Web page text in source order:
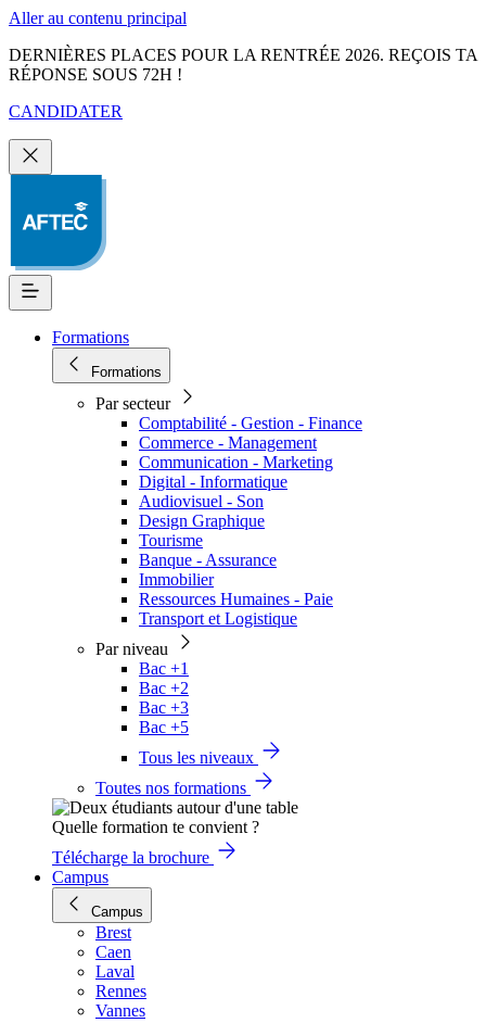
Aller au contenu principal
DERNIÈRES PLACES POUR LA RENTRÉE 2026. REÇOIS TA
RÉPONSE SOUS 72H !
CANDIDATER
Formations
Formations
Par secteur
Comptabilité - Gestion - Finance
Commerce - Management
Communication - Marketing
Digital - Informatique
Audiovisuel - Son
Design Graphique
Tourisme
Banque - Assurance
Immobilier
Ressources Humaines - Paie
Transport et Logistique
Par niveau
Bac +1
Bac +2
Bac +3
Bac +5
Tous les niveaux
Toutes nos formations
Quelle formation te convient ?
Télécharge la brochure
Campus
Campus
Brest
Caen
Laval
Rennes
Vannes